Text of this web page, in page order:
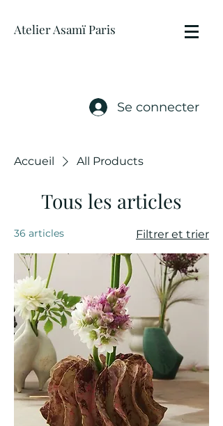
Atelier Asamï Paris
Se connecter
Accueil All Products
Tous les articles
36 articles Filtrer et trier